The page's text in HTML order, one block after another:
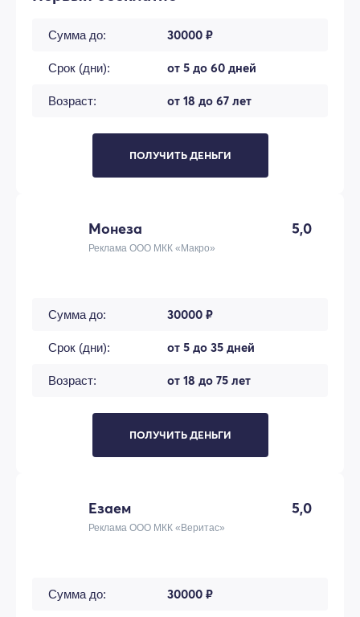
Сумма до: 30000 ₽
Срок (дни): от 5 до 60 дней
Возраст: от 18 до 67 лет
ПОЛУЧИТЬ ДЕНЬГИ
Монеза 5,0
Реклама ООО МКК «Макро»
Сумма до: 30000 ₽
Срок (дни): от 5 до 35 дней
Возраст: от 18 до 75 лет
ПОЛУЧИТЬ ДЕНЬГИ
Езаем 5,0
Реклама ООО МКК «Веритас»
Сумма до: 30000 ₽